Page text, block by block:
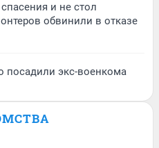
и не стол
обвинили в отказе
посадили экс-военкома